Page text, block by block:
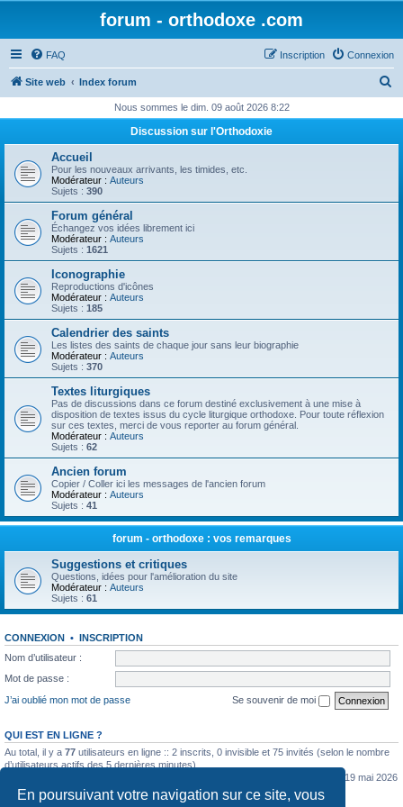
En poursuivant votre navigation sur ce site, vous
forum - orthodoxe .com
FAQ Connexion
Inscription
Site web Index forum
h
Nous sommes le dim. 09 août 2026 8:22
Discussion sur l'Orthodoxie
Accueil
Pour les nouveaux arrivants, les timides, etc.
Modérateur : Auteurs
Sujets : 390
Forum général
Échangez vos idées librement ici
Modérateur : Auteurs
Sujets : 1621
Iconographie
Reproductions d'icônes
Modérateur : Auteurs
Sujets : 185
Calendrier des saints
Les listes des saints de chaque jour sans leur biographie
Modérateur : Auteurs
Sujets : 370
Textes liturgiques
Pas de discussions dans ce forum destiné exclusivement à une mise à
disposition de textes issus du cycle liturgique orthodoxe. Pour toute réflexion
sur ces textes, merci de vous reporter au forum général.
Modérateur : Auteurs
Sujets : 62
Ancien forum
Copier / Coller ici les messages de l'ancien forum
Modérateur : Auteurs
Sujets : 41
forum - orthodoxe : vos remarques
Suggestions et critiques
Questions, idées pour l'amélioration du site
Modérateur : Auteurs
Sujets : 61
CONNEXION • INSCRIPTION
Nom d’utilisateur :
Mot de passe :
J’ai oublié mon mot de passe
Se souvenir de moi
QUI EST EN LIGNE ?
Au total, il y a 77 utilisateurs en ligne :: 2 inscrits, 0 invisible et 75 invités (selon le nombre
d’utilisateurs actifs des 5 dernières minutes)
le mar. 19 mai 2026
0:07